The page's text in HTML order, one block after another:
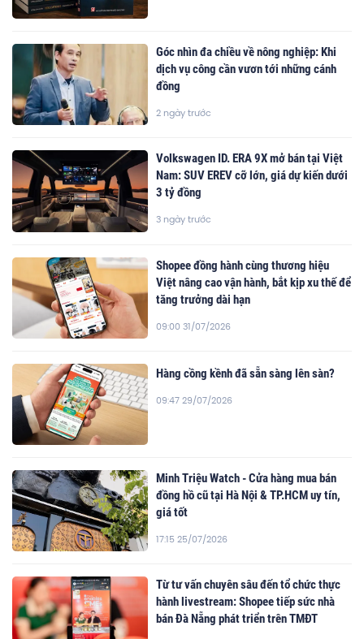
Góc nhìn đa chiều về nông nghiệp: Khi
dịch vụ công cần vươn tới những cánh
đồng
2 ngày trước
Volkswagen ID. ERA 9X mở bán tại Việt
Nam: SUV EREV cỡ lớn, giá dự kiến dưới
3 tỷ đồng
3 ngày trước
Shopee đồng hành cùng thương hiệu
Việt nâng cao vận hành, bắt kịp xu thế để
tăng trưởng dài hạn
09:00 31/07/2026
Hàng cồng kềnh đã sẵn sàng lên sàn?
09:47 29/07/2026
Minh Triệu Watch - Cửa hàng mua bán
đồng hồ cũ tại Hà Nội & TP.HCM uy tín,
giá tốt
17:15 25/07/2026
Từ tư vấn chuyên sâu đến tổ chức thực
hành livestream: Shopee tiếp sức nhà
bán Đà Nẵng phát triển trên TMĐT